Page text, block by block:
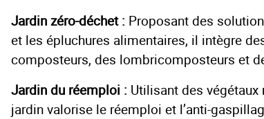
Jardin zéro-déchet : Proposant des
et les épluchures alimentaires, il intègre
composteurs, des lombricomposteurs et
Jardin du réemploi : Utilisant des végétaux
jardin valorise le réemploi et l’anti-